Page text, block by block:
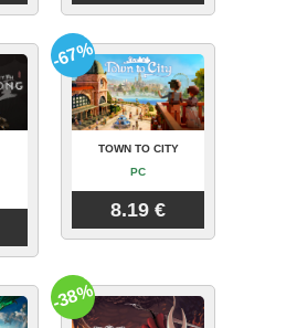
TOWN TO CITY
PC
8.19 €
-67%
-38%